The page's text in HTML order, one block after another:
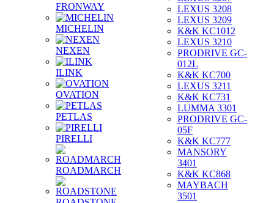
FRONWAY
MICHELIN
NEXEN
ILINK
OVATION
PETLAS
PIRELLI
ROADMARCH
LEXUS 3208
LEXUS 3209
K&K KC1012
LEXUS 3210
PRODRIVE GC-
012L
K&K KC700
LEXUS 3211
K&K KC731
LUMMA 3301
PRODRIVE GC-
05F
K&K KC777
MANSORY
3401
K&K KC868
MAYBACH
3501